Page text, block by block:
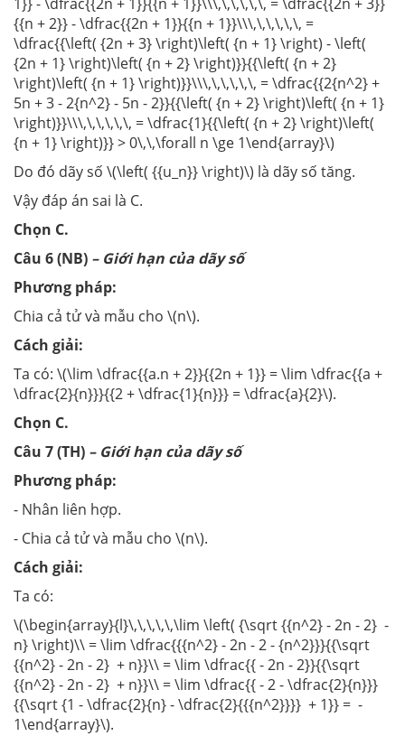
{{n + 2}} - \dfrac{{2n + 1}}{{n + 1}}\\\,\,\,\,\,\, =
\dfrac{{\left( {2n + 3} \right)\left( {n + 1} \right) - \left(
{2n + 1} \right)\left( {n + 2} \right)}}{{\left( {n + 2}
\right)\left( {n + 1} \right)}}\\\,\,\,\,\,\, = \dfrac{{2{n^2} +
5n + 3 - 2{n^2} - 5n - 2}}{{\left( {n + 2} \right)\left( {n + 1}
\right)}}\\\,\,\,\,\,\, = \dfrac{1}{{\left( {n + 2} \right)\left(
{n + 1} \right)}} > 0\,\,\forall n \ge 1\end{array}\)
Do đó dãy số \(\left( {{u_n}} \right)\) là dãy số tăng.
Vậy đáp án sai là C.
Chọn C.
Câu 6 (NB) – Giới hạn của dãy số
Phương pháp:
Chia cả tử và mẫu cho \(n\).
Cách giải:
Ta có: \(\lim \dfrac{{a.n + 2}}{{2n + 1}} = \lim \dfrac{{a +
\dfrac{2}{n}}}{{2 + \dfrac{1}{n}}} = \dfrac{a}{2}\).
Chọn C.
Câu 7 (TH) – Giới hạn của dãy số
Phương pháp:
- Nhân liên hợp.
- Chia cả tử và mẫu cho \(n\).
Cách giải:
Ta có:
\(\begin{array}{l}\,\,\,\,\,\lim \left( {\sqrt {{n^2} - 2n - 2} -
n} \right)\\ = \lim \dfrac{{{n^2} - 2n - 2 - {n^2}}}{{\sqrt
{{n^2} - 2n - 2} + n}}\\ = \lim \dfrac{{ - 2n - 2}}{{\sqrt
{{n^2} - 2n - 2} + n}}\\ = \lim \dfrac{{ - 2 - \dfrac{2}{n}}}
{{\sqrt {1 - \dfrac{2}{n} - \dfrac{2}{{{n^2}}}} + 1}} = -
1\end{array}\).